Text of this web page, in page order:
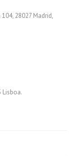
28027 Madrid,
Lisboa.